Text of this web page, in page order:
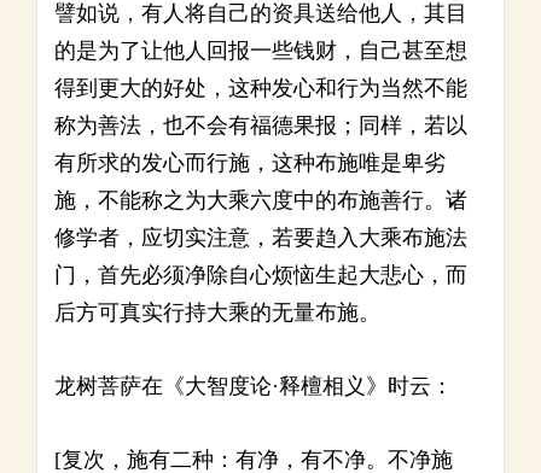
譬如说，有人将自己的资具送给他人，其目
的是为了让他人回报一些钱财，自己甚至想
得到更大的好处，这种发心和行为当然不能
称为善法，也不会有福德果报；同样，若以
有所求的发心而行施，这种布施唯是卑劣
施，不能称之为大乘六度中的布施善行。诸
修学者，应切实注意，若要趋入大乘布施法
门，首先必须净除自心烦恼生起大悲心，而
后方可真实行持大乘的无量布施。
龙树菩萨在《大智度论·释檀相义》时云：
[复次，施有二种：有净，有不净。不净施